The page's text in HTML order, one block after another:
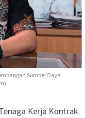
Sumber Daya
Kerja Kontrak